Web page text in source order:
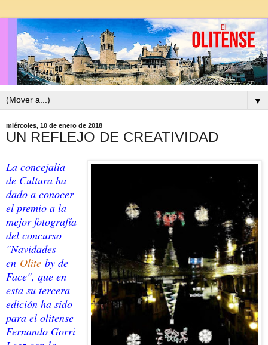
▼
miércoles, 10 de enero de 2018
UN REFLEJO DE CREATIVIDAD
La concejalía
de Cultura ha
dado a conocer
el premio a la
mejor fotografía
del concurso
"Navidades
en Olite by de
Face", que en
esta su tercera
edición ha sido
para el olitense
Fernando Gorri